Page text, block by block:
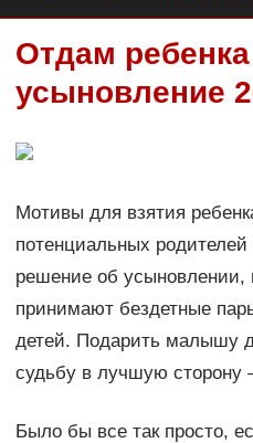
Отдам
усыновление
Мотивы для взятия
потенциальных
решение об усыновлении,
принимают бездетные
детей. Подарить малышу
судьбу в лучшую сторону
Было бы все так просто,